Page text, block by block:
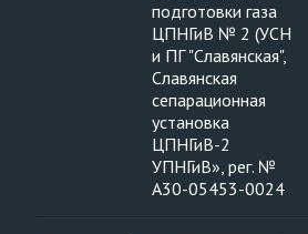
подготовки газа
ЦПНГиВ № 2 (УСН
и ПГ "Славянская",
Славянская
сепарационная
установка
ЦПНГиВ-2
УПНГиВ», рег. №
А30-05453-0024